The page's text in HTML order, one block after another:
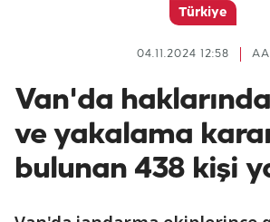
Türkiye
AA
04.11.2024 12:58
Van'da
ve yakalama
bulunan 438 kişi